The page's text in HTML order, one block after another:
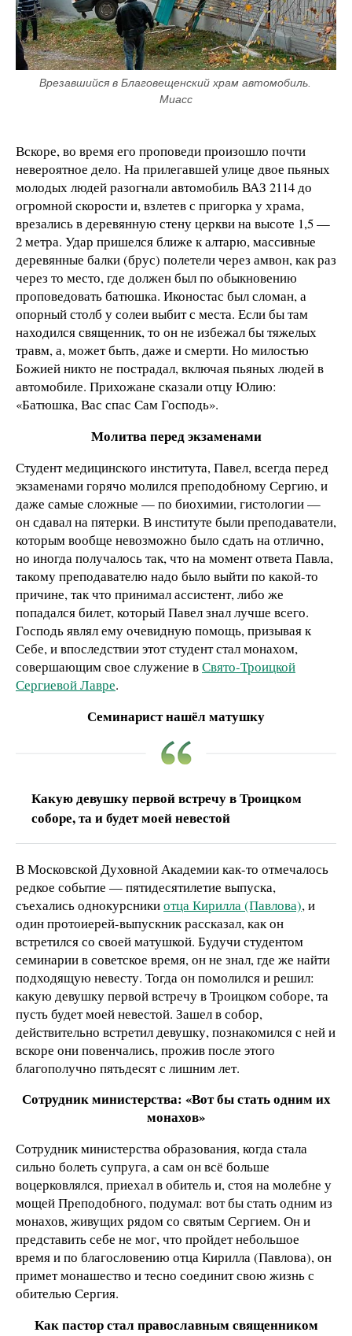
Врезавшийся в Благовещенский храм автомобиль.
Миасс
Вскоре, во время его проповеди произошло почти
невероятное дело. На прилегавшей улице двое пьяных
молодых людей разогнали автомобиль ВАЗ 2114 до
огромной скорости и, взлетев с пригорка у храма,
врезались в деревянную стену церкви на высоте 1,5 —
2 метра. Удар пришелся ближе к алтарю, массивные
деревянные балки (брус) полетели через амвон, как раз
через то место, где должен был по обыкновению
проповедовать батюшка. Иконостас был сломан, а
опорный столб у солеи выбит с места. Если бы там
находился священник, то он не избежал бы тяжелых
травм, а, может быть, даже и смерти. Но милостью
Божией никто не пострадал, включая пьяных людей в
автомобиле. Прихожане сказали отцу Юлию:
«Батюшка, Вас спас Сам Господь».
Молитва перед экзаменами
Студент медицинского института, Павел, всегда перед
экзаменами горячо молился преподобному Сергию, и
даже самые сложные — по биохимии, гистологии —
он сдавал на пятерки. В институте были преподаватели,
которым вообще невозможно было сдать на отлично,
но иногда получалось так, что на момент ответа Павла,
такому преподавателю надо было выйти по какой-то
причине, так что принимал ассистент, либо же
попадался билет, который Павел знал лучше всего.
Господь являл ему очевидную помощь, призывая к
Себе, и впоследствии этот студент стал монахом,
совершающим свое служение вСвято-Троицкой
Сергиевой Лавре.
Семинарист нашёл матушку
Какую девушку первой встречу в Троицком
соборе, та и будет моей невестой
В Московской Духовной Академии как-то отмечалось
редкое событие — пятидесятилетие выпуска,
съехались однокурсникиотца Кирилла (Павлова), и
один протоиерей-выпускник рассказал, как он
встретился со своей матушкой. Будучи студентом
семинарии в советское время, он не знал, где же найти
подходящую невесту. Тогда он помолился и решил:
какую девушку первой встречу в Троицком соборе, та
пусть будет моей невестой. Зашел в собор,
действительно встретил девушку, познакомился с ней и
вскоре они повенчались, прожив после этого
благополучно пятьдесят с лишним лет.
Сотрудник министерства: «Вот бы стать одним их
монахов»
Сотрудник министерства образования, когда стала
сильно болеть супруга, а сам он всё больше
воцерковлялся, приехал в обитель и, стоя на молебне у
мощей Преподобного, подумал: вот бы стать одним из
монахов, живущих рядом со святым Сергием. Он и
представить себе не мог, что пройдет небольшое
время и по благословению отца Кирилла (Павлова), он
примет монашество и тесно соединит свою жизнь с
обителью Сергия.
Как пастор стал православным священником